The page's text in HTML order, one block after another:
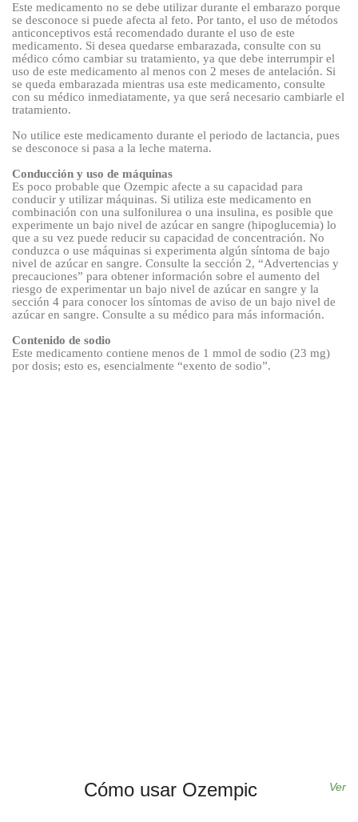
Este medicamento no se debe utilizar durante el embarazo porque
se desconoce si puede afecta al feto. Por tanto, el uso de métodos
anticonceptivos está recomendado durante el uso de este
medicamento. Si desea quedarse embarazada, consulte con su
médico cómo cambiar su tratamiento, ya que debe interrumpir el
uso de este medicamento al menos con 2 meses de antelación. Si
se queda embarazada mientras usa este medicamento, consulte
con su médico inmediatamente, ya que será necesario cambiarle el
tratamiento.
No utilice este medicamento durante el periodo de lactancia, pues
se desconoce si pasa a la leche materna.
Conducción y uso de máquinas
Es poco probable que Ozempic afecte a su capacidad para
conducir y utilizar máquinas. Si utiliza este medicamento en
combinación con una sulfonilurea o una insulina, es posible que
experimente un bajo nivel de azúcar en sangre (hipoglucemia) lo
que a su vez puede reducir su capacidad de concentración. No
conduzca o use máquinas si experimenta algún síntoma de bajo
nivel de azúcar en sangre. Consulte la sección 2, “Advertencias y
precauciones” para obtener información sobre el aumento del
riesgo de experimentar un bajo nivel de azúcar en sangre y la
sección 4 para conocer los síntomas de aviso de un bajo nivel de
azúcar en sangre. Consulte a su médico para más información.
Contenido de sodio
Este medicamento contiene menos de 1 mmol de sodio (23 mg)
por dosis; esto es, esencialmente “exento de sodio”.
Ver
Cómo usar Ozempic